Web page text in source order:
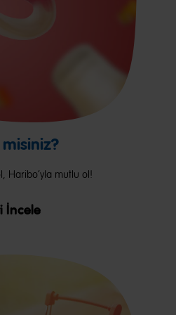
Haribo’yla mutlu ol!
İncele